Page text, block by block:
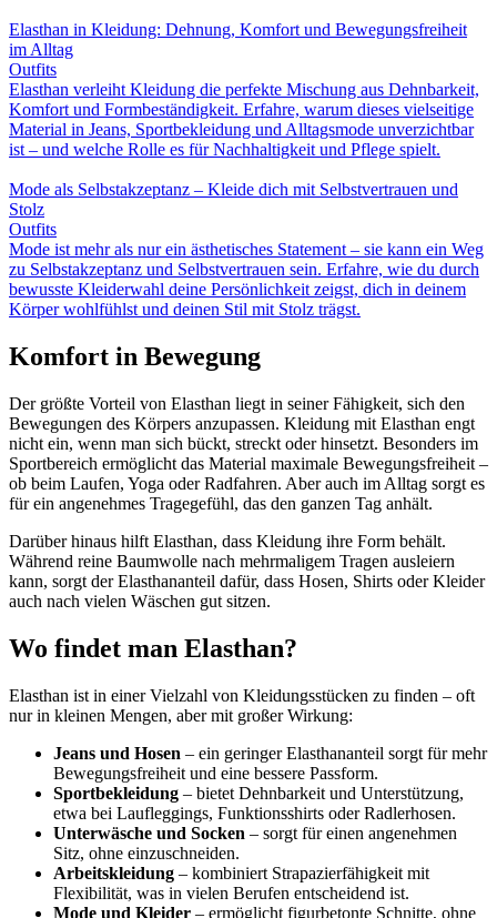
Elasthan in Kleidung: Dehnung, Komfort und Bewegungsfreiheit
im Alltag
Outfits
Elasthan verleiht Kleidung die perfekte Mischung aus Dehnbarkeit,
Komfort und Formbeständigkeit. Erfahre, warum dieses vielseitige
Material in Jeans, Sportbekleidung und Alltagsmode unverzichtbar
ist – und welche Rolle es für Nachhaltigkeit und Pflege spielt.
Mode als Selbstakzeptanz – Kleide dich mit Selbstvertrauen und
Stolz
Outfits
Mode ist mehr als nur ein ästhetisches Statement – sie kann ein Weg
zu Selbstakzeptanz und Selbstvertrauen sein. Erfahre, wie du durch
bewusste Kleiderwahl deine Persönlichkeit zeigst, dich in deinem
Körper wohlfühlst und deinen Stil mit Stolz trägst.
Komfort in Bewegung
Der größte Vorteil von Elasthan liegt in seiner Fähigkeit, sich den
Bewegungen des Körpers anzupassen. Kleidung mit Elasthan engt
nicht ein, wenn man sich bückt, streckt oder hinsetzt. Besonders im
Sportbereich ermöglicht das Material maximale Bewegungsfreiheit –
ob beim Laufen, Yoga oder Radfahren. Aber auch im Alltag sorgt es
für ein angenehmes Tragegefühl, das den ganzen Tag anhält.
Darüber hinaus hilft Elasthan, dass Kleidung ihre Form behält.
Während reine Baumwolle nach mehrmaligem Tragen ausleiern
kann, sorgt der Elasthananteil dafür, dass Hosen, Shirts oder Kleider
auch nach vielen Wäschen gut sitzen.
Wo findet man Elasthan?
Elasthan ist in einer Vielzahl von Kleidungsstücken zu finden – oft
nur in kleinen Mengen, aber mit großer Wirkung:
Jeans und Hosen – ein geringer Elasthananteil sorgt für mehr
Bewegungsfreiheit und eine bessere Passform.
Sportbekleidung – bietet Dehnbarkeit und Unterstützung,
etwa bei Laufleggings, Funktionsshirts oder Radlerhosen.
Unterwäsche und Socken – sorgt für einen angenehmen
Sitz, ohne einzuschneiden.
Arbeitskleidung – kombiniert Strapazierfähigkeit mit
Flexibilität, was in vielen Berufen entscheidend ist.
Mode und Kleider – ermöglicht figurbetonte Schnitte, ohne